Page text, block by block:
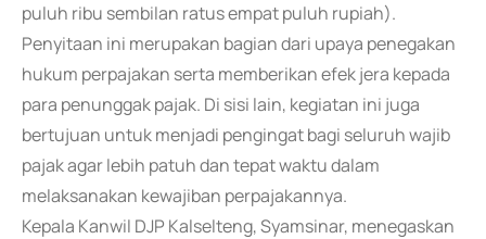
puluh ribu sembilan ratus empat puluh rupiah).
Penyitaan ini merupakan bagian dari upaya penegakan
hukum perpajakan serta memberikan efek jera kepada
para penunggak pajak. Di sisi lain, kegiatan ini juga
bertujuan untuk menjadi pengingat bagi seluruh wajib
pajak agar lebih patuh dan tepat waktu dalam
melaksanakan kewajiban perpajakannya.
Kepala Kanwil DJP Kalselteng, Syamsinar, menegaskan